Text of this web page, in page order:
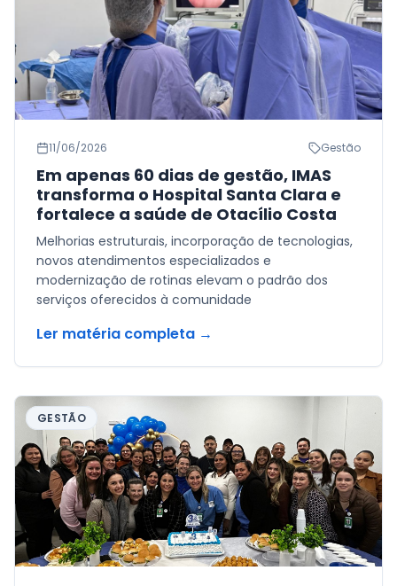
11/06/2026 Gestão
Em apenas 60 dias de gestão, IMAS
transforma o Hospital Santa Clara e
fortalece a saúde de Otacílio Costa
Melhorias estruturais, incorporação de tecnologias,
novos atendimentos especializados e
modernização de rotinas elevam o padrão dos
serviços oferecidos à comunidade
Ler matéria completa →
GESTÃO